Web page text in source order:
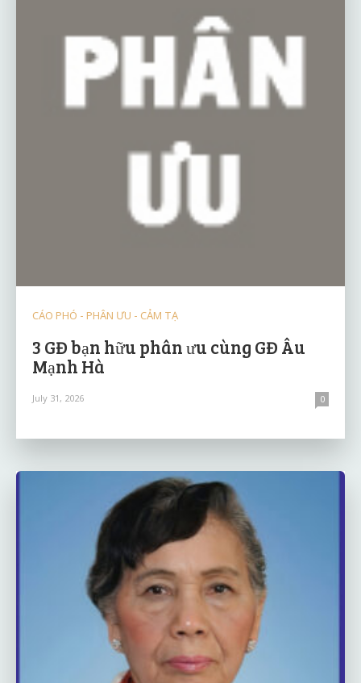
CÁO PHÓ - PHÂN ƯU - CẢM TẠ
3 GĐ bạn hữu phân ưu cùng GĐ Âu
Mạnh Hà
July 31, 2026 0